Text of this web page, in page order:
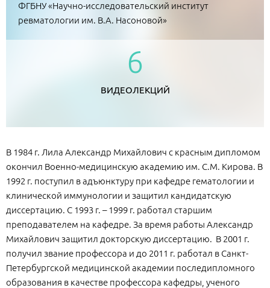
ФГБНУ «Научно-исследовательский институт
ревматологии им. В.А. Насоновой»
6
ВИДЕОЛЕКЦИЙ
В 1984 г. Лила Александр Михайлович с красным дипломом
окончил Военно-медицинскую академию им. С.М. Кирова. В
1992 г. поступил в адъюнктуру при кафедре гематологии и
клинической иммунологии и защитил кандидатскую
диссертацию. С 1993 г. – 1999 г. работал старшим
преподавателем на кафедре. За время работы Александр
Михайлович защитил докторскую диссертацию. В 2001 г.
получил звание профессора и до 2011 г. работал в Санкт-
Петербургской медицинской академии последипломного
образования в качестве профессора кафедры, ученого